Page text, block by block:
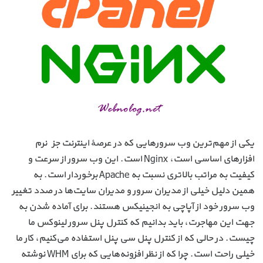
یکی از مهم‌ترین وب سرور‌هایی که در عرصهٔ اینترنت جزء نرم
افزارهای اساسی است، Nginx است. این وب سرور از سرعت و
کیفیت به مراتب بالاتری نسبت به Apache برخوردار است. به
همین دلیل خیلی از مدیران سرور و مدیران سایت‌ها در صدد تغییر
وب سرور خود از آپاچی به انجینیکس هستند. برای آماده شدن به
جهت این مهاجرت، باید بدانیم که کنترل پنل سرور لینوکس ما
چیست. در حالی که از کنترل پنل سی پنل استفاده می‌کنیم، کار ما
خیلی راحت است. چرا که از نظر افزونه‌هایی که برای WHM نوشته